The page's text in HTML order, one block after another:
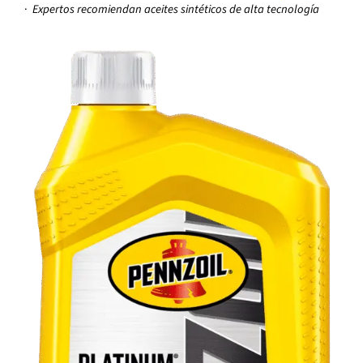
· Expertos recomiendan aceites sintéticos de alta tecnología